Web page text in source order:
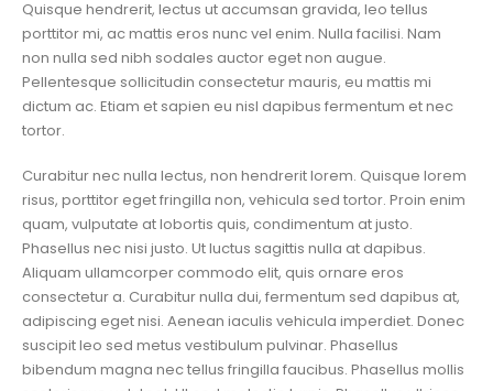
Quisque hendrerit, lectus ut accumsan gravida, leo tellus
porttitor mi, ac mattis eros nunc vel enim. Nulla facilisi. Nam
non nulla sed nibh sodales auctor eget non augue.
Pellentesque sollicitudin consectetur mauris, eu mattis mi
dictum ac. Etiam et sapien eu nisl dapibus fermentum et nec
tortor.
Curabitur nec nulla lectus, non hendrerit lorem. Quisque lorem
risus, porttitor eget fringilla non, vehicula sed tortor. Proin enim
quam, vulputate at lobortis quis, condimentum at justo.
Phasellus nec nisi justo. Ut luctus sagittis nulla at dapibus.
Aliquam ullamcorper commodo elit, quis ornare eros
consectetur a. Curabitur nulla dui, fermentum sed dapibus at,
adipiscing eget nisi. Aenean iaculis vehicula imperdiet. Donec
suscipit leo sed metus vestibulum pulvinar. Phasellus
bibendum magna nec tellus fringilla faucibus. Phasellus mollis